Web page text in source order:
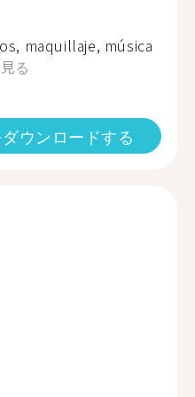
maquillaje, música
る
ウンロードする